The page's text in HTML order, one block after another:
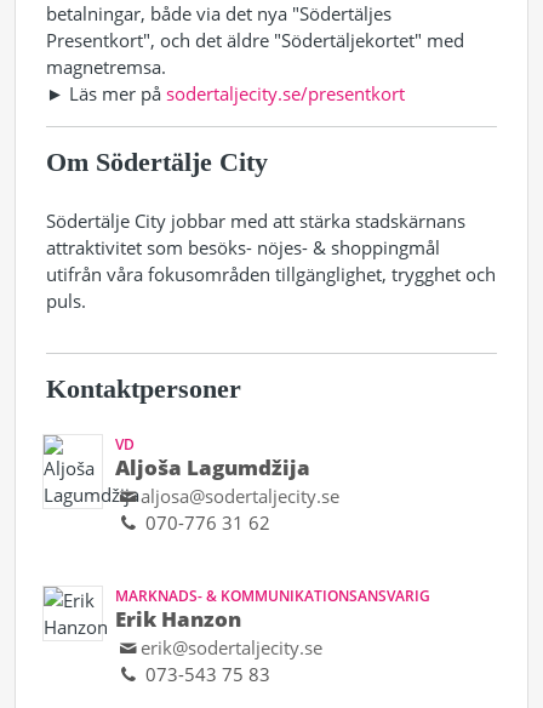
betalningar, både via det nya "Södertäljes
Presentkort", och det äldre "Södertäljekortet" med
magnetremsa.
► Läs mer på sodertaljecity.se/presentkort
Om Södertälje City
Södertälje City jobbar med att stärka stadskärnans
attraktivitet som besöks- nöjes- & shoppingmål
utifrån våra fokusområden tillgänglighet, trygghet och
puls.
Kontaktpersoner
VD
Aljoša Lagumdžija
aljosa@sodertaljecity.se
070-776 31 62
MARKNADS- & KOMMUNIKATIONSANSVARIG
Erik Hanzon
erik@sodertaljecity.se
073-543 75 83